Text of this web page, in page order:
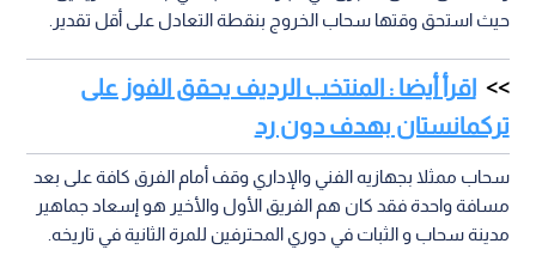
حيث استحق وقتها سحاب الخروج بنقطة التعادل على أقل تقدير.
اقرأ أيضا : المنتخب الرديف يحقق الفوز على
تركمانستان بهدف دون رد
سحاب ممثلا بجهازيه الفني والإداري وقف أمام الفرق كافة على بعد
مسافة واحدة فقد كان هم الفريق الأول والأخير هو إسعاد جماهير
مدينة سحاب و الثبات في دوري المحترفين للمرة الثانية في تاريخه.